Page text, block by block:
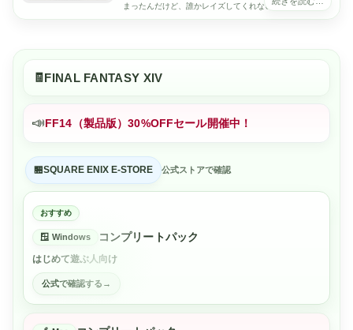
まったんだけど、誰かレイズしてくれないかな？ここに
今、見慣れないmobがいるんだけど、一緒に倒し...
FINAL FANTASY XIV
📣FF14（製品版）30%OFFセール開催中！
SQUARE ENIX E-STORE 公式ストアで確認
おすすめ
Windows コンプリートパック
はじめて遊ぶ人向け
公式で確認する